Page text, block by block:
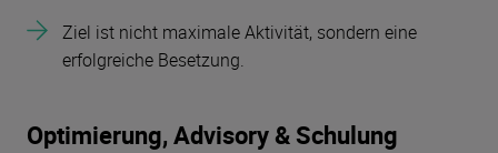
Ziel ist nicht maximale Aktivität, sondern eine
erfolgreiche Besetzung.
Optimierung, Advisory & Schulung